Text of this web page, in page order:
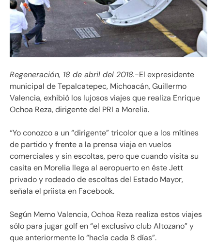
Regeneración, 18 de abril del 2018.-El expresidente
municipal de Tepalcatepec, Michoacán, Guillermo
Valencia, exhibió los lujosos viajes que realiza Enrique
Ochoa Reza, dirigente del PRI a Morelia.
“Yo conozco a un “dirigente” tricolor que a los mítines
de partido y frente a la prensa viaja en vuelos
comerciales y sin escoltas, pero que cuando visita su
casita en Morelia llega al aeropuerto en éste Jett
privado y rodeado de escoltas del Estado Mayor,
señala el priista en Facebook.
Según Memo Valencia, Ochoa Reza realiza estos viajes
sólo para jugar golf en “el exclusivo club Altozano” y
que anteriormente lo “hacía cada 8 días”.